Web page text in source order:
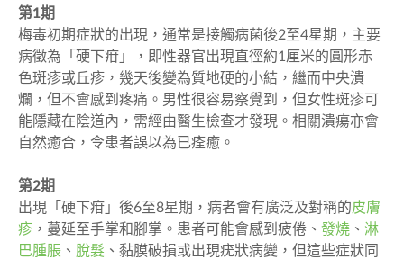
第1期
梅毒初期症狀的出現，通常是接觸病菌後2至4星期，主要
病徵為「硬下疳」，即性器官出現直徑約1厘米的圓形赤
色斑疹或丘疹，幾天後變為質地硬的小結，繼而中央潰
爛，但不會感到疼痛。男性很容易察覺到，但女性斑疹可
能隱藏在陰道內，需經由醫生檢查才發現。相關潰瘍亦會
自然癒合，令患者誤以為已痊癒。
第2期
出現「硬下疳」後6至8星期，病者會有廣泛及對稱的皮膚
疹 ，蔓延至手掌和腳掌。患者可能會感到疲倦、 發燒 、 淋
巴腫脹 、 脫髮 、黏膜破損或出現疣狀病變，但這些症狀同